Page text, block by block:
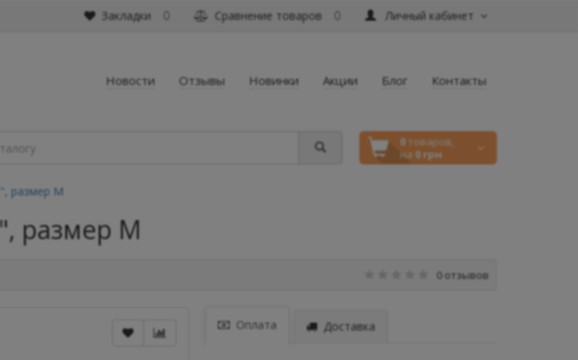
Личный кабинет
Закладки 0 Сравнение товаров 0
Новости Отзывы Новинки Акции Блог Контакты
0товаров,
на 0 грн
размер M
размер M
0 отзывов
Оплата Доставка